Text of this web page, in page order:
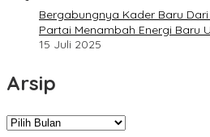
Bergabungnya Kader Baru
Partai Menambah Energi Baru
15 Juli 2025
Arsip
Arsip